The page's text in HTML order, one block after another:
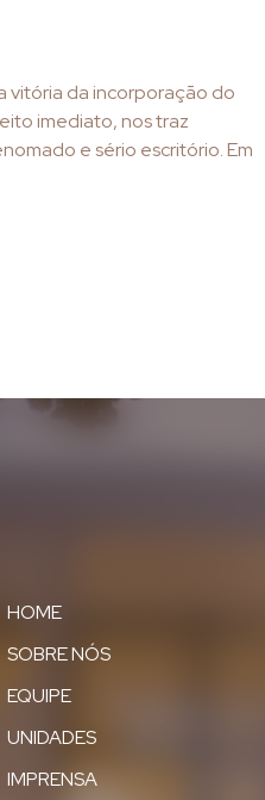
vitória da incorporação do
imediato, nos traz
e sério escritório. Em
HOME
SOBRE NÓS
EQUIPE
UNIDADES
IMPRENSA